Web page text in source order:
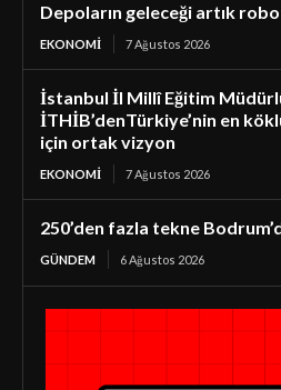
Depoların geleceği artık
EKONOMI 7 Ağustos 2026
İstanbul İl Millî Eğitim
İTHİB’denTürkiye’nin en
için ortak vizyon
EKONOMI 7 Ağustos 2026
250’den fazla tekne
GÜNDEM 6 Ağustos 2026